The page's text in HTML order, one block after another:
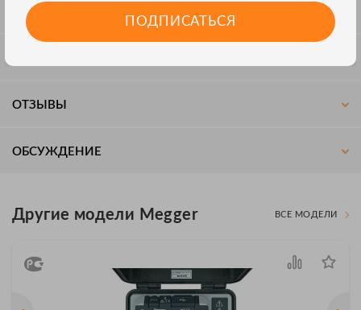
СПЕЦИФИКАЦИЯ
ОТЗЫВЫ
ОБСУЖДЕНИЕ
Другие модели Megger ВСЕ МОДЕЛИ
ПОДПИСАТЬСЯ